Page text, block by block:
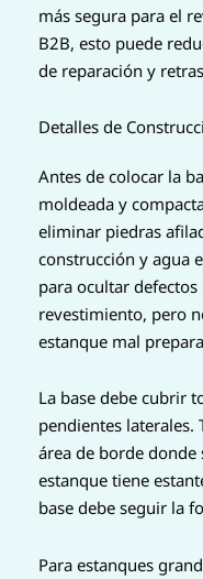
más segura para el
B2B, esto puede
de reparación y
Detalles de
Antes de colocar la
moldeada y
eliminar piedras
construcción y agua
para ocultar
revestimiento, pero
estanque mal
La base debe cubrir
pendientes laterales.
área de borde donde
estanque tiene
base debe seguir la
Para estanques